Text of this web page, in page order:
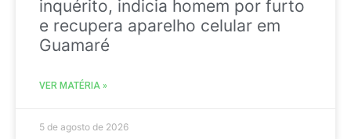
inquérito, indicia homem por furto
e recupera aparelho celular em
Guamaré
VER MATÉRIA »
5 de agosto de 2026